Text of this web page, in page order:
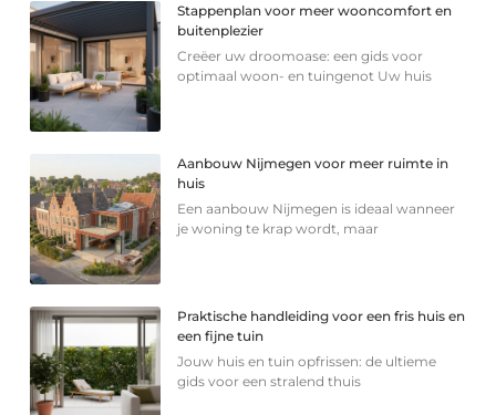
Stappenplan voor meer wooncomfort en
buitenplezier
Creëer uw droomoase: een gids voor
optimaal woon- en tuingenot Uw huis
Aanbouw Nijmegen voor meer ruimte in
huis
Een aanbouw Nijmegen is ideaal wanneer
je woning te krap wordt, maar
Praktische handleiding voor een fris huis en
een fijne tuin
Jouw huis en tuin opfrissen: de ultieme
gids voor een stralend thuis